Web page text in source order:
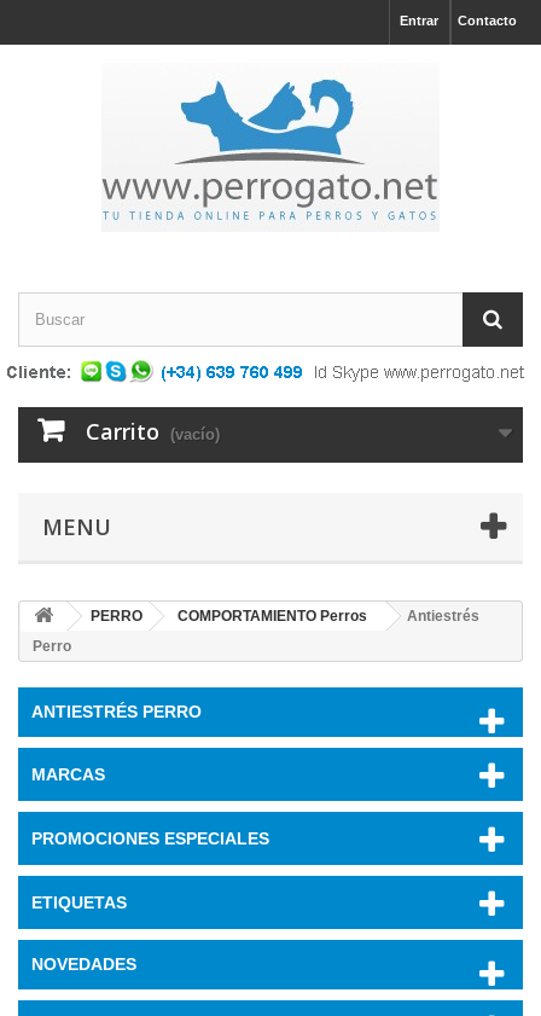
Contacto
Entrar
Carrito (vacío)
MENU
PERRO COMPORTAMIENTO Perros
Antiestrés
Perro
ANTIESTRÉS PERRO
MARCAS
PROMOCIONES ESPECIALES
ETIQUETAS
NOVEDADES